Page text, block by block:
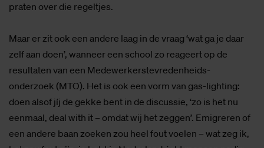
praten over die regeltjes.
Maar er zit ook een andere laag in de vraag ‘wat ga je daar
zelf aan doen’, wanneer een school zo reageert op de
resultaten van een Medewerkerstevredenheids-
onderzoek (MTO). Het is ook een vorm van gas-lighting:
doen alsof jíj de gekke bent in de discussie, ‘zo is het nu
eenmaal, deal with it – omdat wij het zeggen’. Emigreren of
een andere baan zoeken zou heel fout voelen – wat zeg ik,